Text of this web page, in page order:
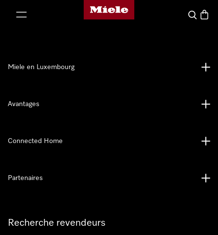
Page d'accueil de Miele
Panier
Recherche revendeurs
Miele en Luxembourg
Avantages
Connected Home
Partenaires